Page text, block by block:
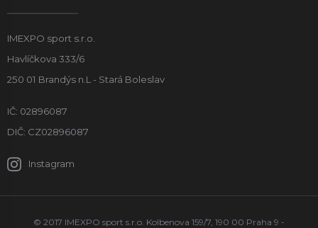
IMEXPO sport s.r.o.
Havlíčkova 333/6
250 01 Brandýs n.L - Stará Boleslav
IČ: 02896087
DIČ: CZ02896087
Instagram
© 2017 IMEXPO sport s.r.o. Kolbenova 159/7, 190 00 Praha 9 -